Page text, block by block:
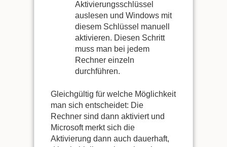
Aktivierungsschlüssel
auslesen und Windows mit
diesem Schlüssel manuell
aktivieren. Diesen Schritt
muss man bei jedem
Rechner einzeln
durchführen.
Gleichgültig für welche Möglichkeit
man sich entscheidet: Die
Rechner sind dann aktiviert und
Microsoft merkt sich die
Aktivierung dann auch dauerhaft,